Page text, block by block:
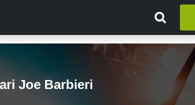
Joe Barbieri